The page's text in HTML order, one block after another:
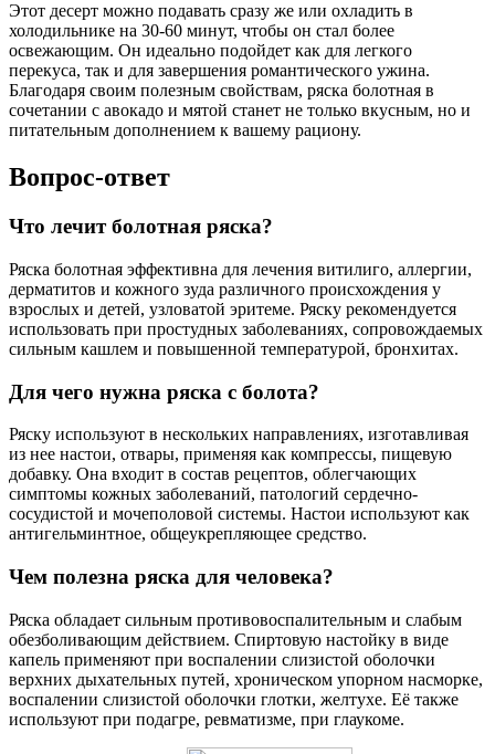
Этот десерт можно подавать сразу же или охладить в
холодильнике на 30-60 минут, чтобы он стал более
освежающим. Он идеально подойдет как для легкого
перекуса, так и для завершения романтического ужина.
Благодаря своим полезным свойствам, ряска болотная в
сочетании с авокадо и мятой станет не только вкусным, но и
питательным дополнением к вашему рациону.
Вопрос-ответ
Что лечит болотная ряска?
Ряска болотная эффективна для лечения витилиго, аллергии,
дерматитов и кожного зуда различного происхождения у
взрослых и детей, узловатой эритеме. Ряску рекомендуется
использовать при простудных заболеваниях, сопровождаемых
сильным кашлем и повышенной температурой, бронхитах.
Для чего нужна ряска с болота?
Ряску используют в нескольких направлениях, изготавливая
из нее настои, отвары, применяя как компрессы, пищевую
добавку. Она входит в состав рецептов, облегчающих
симптомы кожных заболеваний, патологий сердечно-
сосудистой и мочеполовой системы. Настои используют как
антигельминтное, общеукрепляющее средство.
Чем полезна ряска для человека?
Ряска обладает сильным противовоспалительным и слабым
обезболивающим действием. Спиртовую настойку в виде
капель применяют при воспалении слизистой оболочки
верхних дыхательных путей, хроническом упорном насморке,
воспалении слизистой оболочки глотки, желтухе. Её также
используют при подагре, ревматизме, при глаукоме.